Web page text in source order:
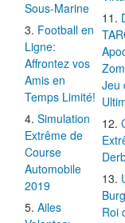
Sous-Marine
Football en
Ligne:
Affrontez vos
Amis en
Temps Limité!
Simulation
Extrême de
Course
Automobile
2019
Ailes
Jeu
Roi